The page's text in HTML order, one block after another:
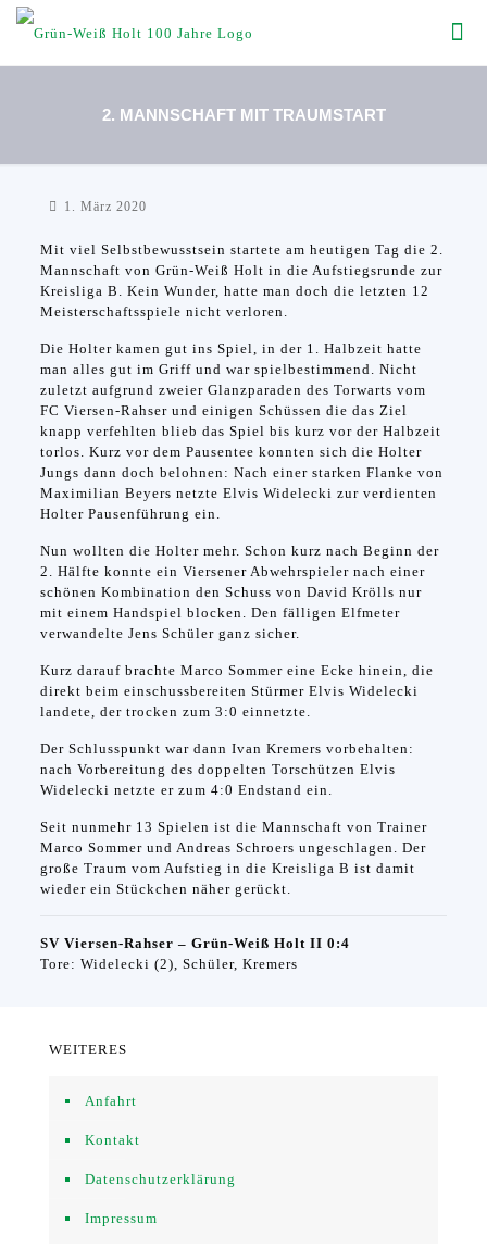
2. MANNSCHAFT MIT TRAUMSTART
1. März 2020
Mit viel Selbstbewusstsein startete am heutigen Tag die 2.
Mannschaft von Grün-Weiß Holt in die Aufstiegsrunde zur
Kreisliga B. Kein Wunder, hatte man doch die letzten 12
Meisterschaftsspiele nicht verloren.
Die Holter kamen gut ins Spiel, in der 1. Halbzeit hatte
man alles gut im Griff und war spielbestimmend. Nicht
zuletzt aufgrund zweier Glanzparaden des Torwarts vom
FC Viersen-Rahser und einigen Schüssen die das Ziel
knapp verfehlten blieb das Spiel bis kurz vor der Halbzeit
torlos. Kurz vor dem Pausentee konnten sich die Holter
Jungs dann doch belohnen: Nach einer starken Flanke von
Maximilian Beyers netzte Elvis Widelecki zur verdienten
Holter Pausenführung ein.
Nun wollten die Holter mehr. Schon kurz nach Beginn der
2. Hälfte konnte ein Viersener Abwehrspieler nach einer
schönen Kombination den Schuss von David Krölls nur
mit einem Handspiel blocken. Den fälligen Elfmeter
verwandelte Jens Schüler ganz sicher.
Kurz darauf brachte Marco Sommer eine Ecke hinein, die
direkt beim einschussbereiten Stürmer Elvis Widelecki
landete, der trocken zum 3:0 einnetzte.
Der Schlusspunkt war dann Ivan Kremers vorbehalten:
nach Vorbereitung des doppelten Torschützen Elvis
Widelecki netzte er zum 4:0 Endstand ein.
Seit nunmehr 13 Spielen ist die Mannschaft von Trainer
Marco Sommer und Andreas Schroers ungeschlagen. Der
große Traum vom Aufstieg in die Kreisliga B ist damit
wieder ein Stückchen näher gerückt.
SV Viersen-Rahser – Grün-Weiß Holt II 0:4
Tore: Widelecki (2), Schüler, Kremers
WEITERES
Anfahrt
Kontakt
Datenschutzerklärung
Impressum